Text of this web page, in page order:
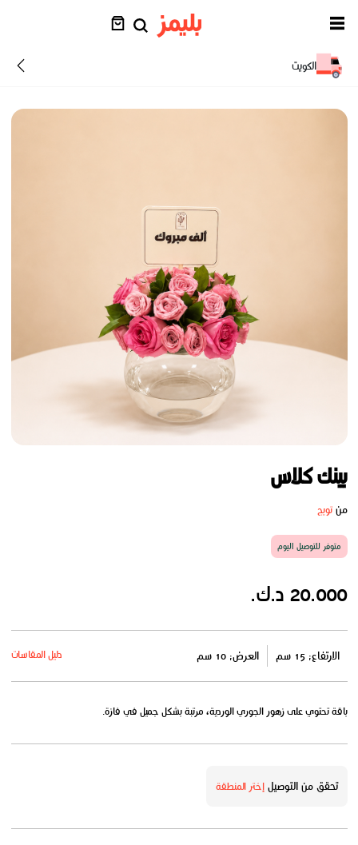
الكويت
بينك كلاس
منتويج
متوفر للتوصيل اليوم
20.000 د.ك.
الارتفاع: 15 سم العرض: 10 سم دليل المقاسات
باقة تحتوي على زهور الجوري الوردية، مرتبة بشكل جميل في فازة.
تحقق من التوصيلإختر المنطقة